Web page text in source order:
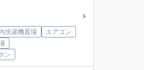
洗濯機置場
エアコン
ン